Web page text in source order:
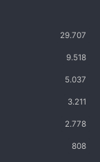
29.707
9.518
5.037
3.211
2.778
808